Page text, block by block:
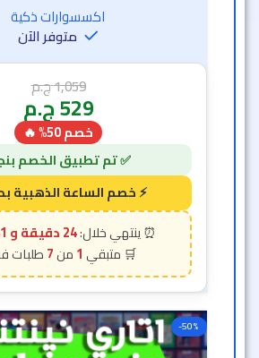
اكسسوارات ذكية
متوفر الآن
1,059ج.م
529ج.م
خصم 50% 🔥
24 دقيقة و 39 ثانية
1
7
-50%